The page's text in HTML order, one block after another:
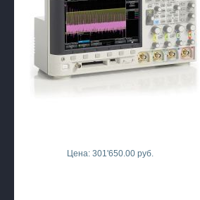
Цена: 301'650.00 руб.